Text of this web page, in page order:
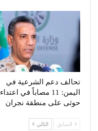
تحالف دعم الشرعية في
اليمن: 11 مصاباً في اعتداء
حوثى على منطقة نجران
السابق التالي